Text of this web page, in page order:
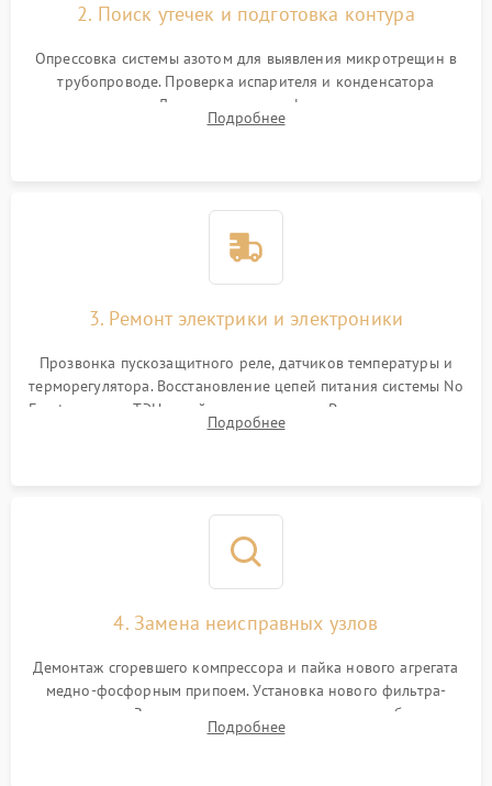
2. Поиск утечек и подготовка контура
Опрессовка системы азотом для выявления микротрещин в
трубопроводе. Проверка испарителя и конденсатора
течеискателем. Демонтаж старого фильтра-осушителя и
продувка капиллярной трубки для устранения засоров.
Подробнее
3. Ремонт электрики и электроники
Прозвонка пускозащитного реле, датчиков температуры и
терморегулятора. Восстановление цепей питания системы No
Frost, включая ТЭН оттайки и вентилятор. Ремонт или замена
платы управления при сбоях алгоритмов.
Подробнее
4. Замена неисправных узлов
Демонтаж сгоревшего компрессора и пайка нового агрегата
медно-фосфорным припоем. Установка нового фильтра-
осушителя. Замена изношенных вентиляторов обдува,
сломанных заслонок или поврежденных дверных петель.
Подробнее